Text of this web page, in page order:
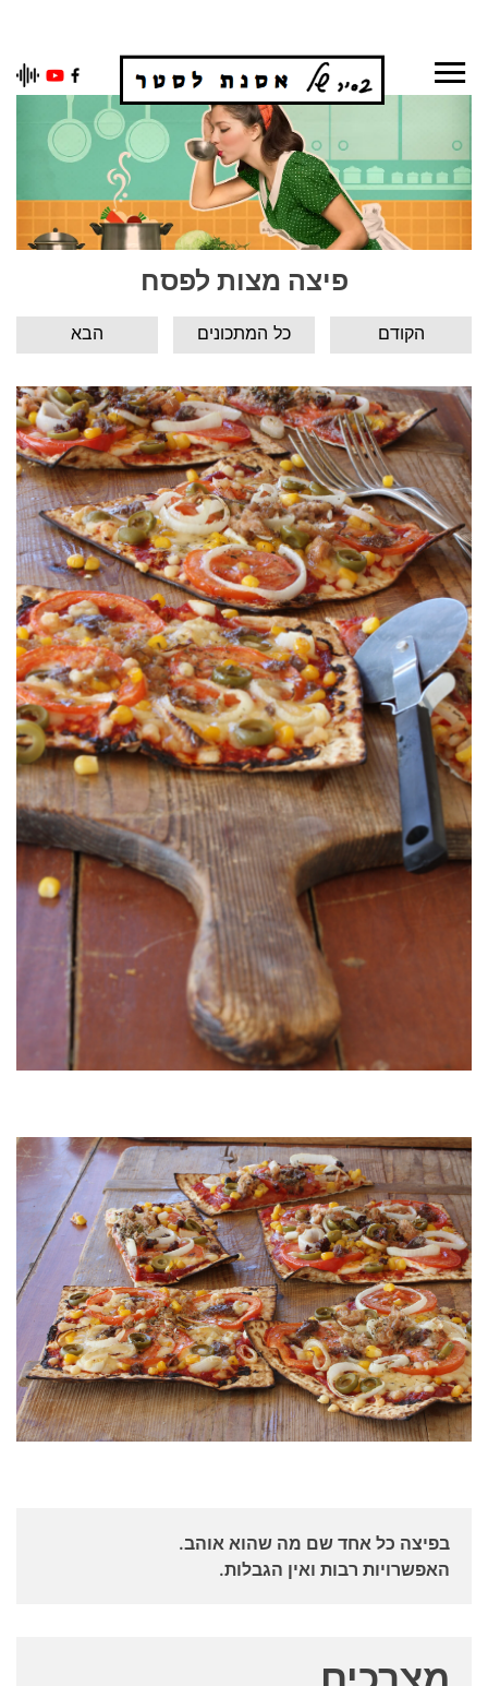
Skip
פיצה מצות לפסח
הבא כל המתכונים הקודם
בפיצה כל אחד שם מה שהוא אוהב.
האפשרויות רבות ואין הגבלות.